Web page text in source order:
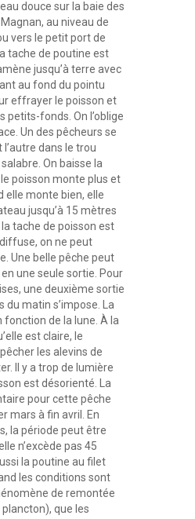
douce sur la baie des
au niveau de
vers le petit port de
tache de poutine est
jusqu’à terre avec
au fond du pointu
effrayer le poisson et
petits-fonds. On l’oblige
Un des pêcheurs se
dans le trou
On baisse la
poisson monte plus et
elle monte bien, elle
jusqu’à 15 mètres
tache de poisson est
on ne peut
Une belle pêche peut
une seule sortie. Pour
une deuxième sortie
du matin s’impose. La
de la lune. À la
est claire, le
les alevins de
Il y a trop de lumière
est désorienté. La
pour cette pêche
mars à fin avril. En
la période peut être
n’excède pas 45
la poutine au filet
les conditions sont
de remontée
que les